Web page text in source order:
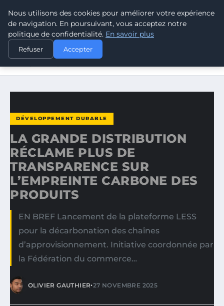
CLIMATE GUARDIAN
ACCUEIL
DÉVELOPPEMENT DURABLE
LA GRANDE DISTRIBUTION RÉCLAME PLUS DE
DÉVELOPPEMENT DURABLE
LA GRANDE DISTRIBUTION
RÉCLAME PLUS DE
TRANSPARENCE SUR
L’EMPREINTE CARBONE DES
PRODUITS
EN BREF Lancement de la plateforme LESS
pour la décarbonation des chaînes
d’approvisionnement. Initiative coordonnée par
la Fédération du commerce…
OLIVIER GAUTHIER•27 NOVEMBRE 2025
Nous utilisons des cookies pour améliorer votre expérience
de navigation. En poursuivant, vous acceptez notre
politique de confidentialité. En savoir plus
Refuser Accepter